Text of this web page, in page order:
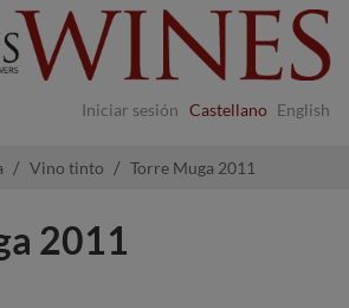
Iniciar sesión Castellano English
Vino tinto Torre Muga 2011
2011